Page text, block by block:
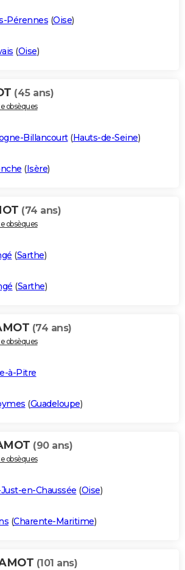
Pérennes (Oise)
(Oise)
(45 ans)
obsèques
Billancourt(Hauts-de-Seine)
(Isère)
(74 ans)
obsèques
(Sarthe)
(Sarthe)
(74 ans)
obsèques
à-Pitre
(Guadeloupe)
(90 ans)
obsèques
en-Chaussée (Oise)
(Charente-Maritime)
(101 ans)